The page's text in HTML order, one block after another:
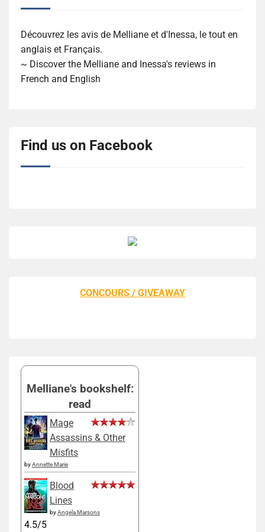
Découvrez les avis de Melliane et d'Inessa, le tout en
anglais et Français.
~ Discover the Melliane and Inessa's reviews in
French and English
Find us on Facebook
CONCOURS / GIVEAWAY
Melliane's bookshelf:
read
Mage
Assassins & Other
Misfits
byAnnette Marie
Blood
Lines
byAngela Marsons
4.5/5